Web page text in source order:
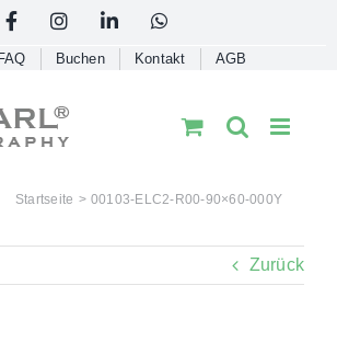
FacebookInstagramLinkedInWhatsApp
Buchen Kontakt AGB
Startseite 00103-ELC2-R00-90×60-000Y
Zurück